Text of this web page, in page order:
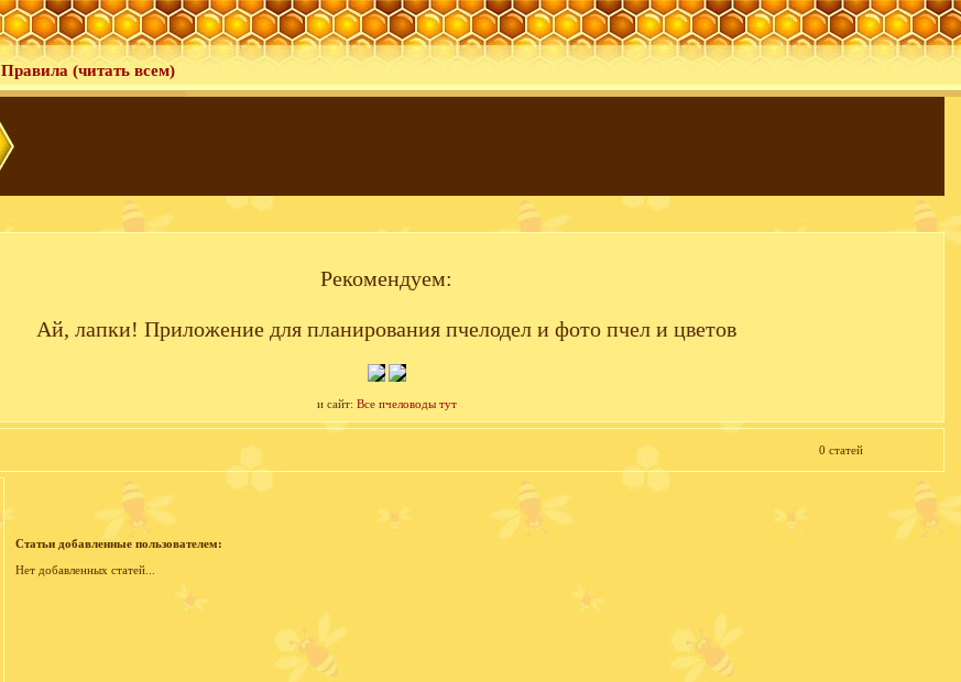
Правила (читать всем)
Рекомендуем:
Ай, лапки! Приложение для планирования пчелодел и фото пчел и цветов
и сайт: Все пчеловоды тут
0 статей
Статьи добавленные пользователем:
Нет добавленных статей...